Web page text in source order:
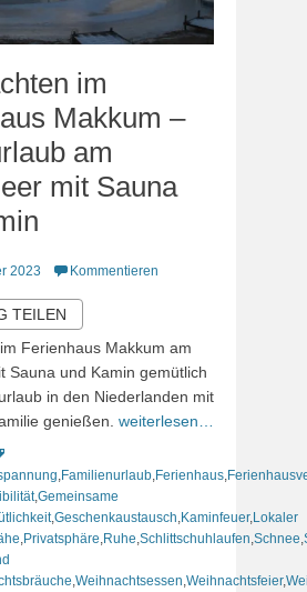
im
Makkum –
am
mit Sauna
2023 Kommentieren
TEILEN
Ferienhaus Makkum am
Sauna und Kamin gemütlich
in den Niederlanden mit
genießen. weiterlesen…
Familienurlaub Ferienhaus
,Gemeinsame
,Geschenkaustausch Kaminfeuer, Lokaler
Privatsphäre Ruhe Schlittschuhlaufen Schnee
Weihnachtsessen Weihnachtsfeier,